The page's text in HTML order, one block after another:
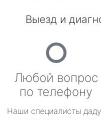
Выезд и
Любой вопрос
по телефону
Наши специалисты